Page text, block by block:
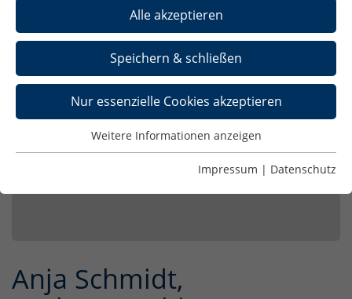
Alle akzeptieren
Speichern & schließen
Nur essenzielle Cookies akzeptieren
Weitere Informationen anzeigen
Impressum | Datenschutz
Anja Schmidt,